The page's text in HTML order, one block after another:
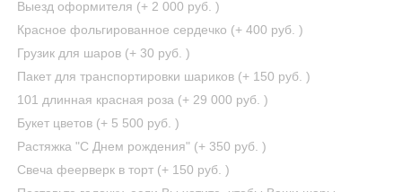
Выезд оформителя (+ 2 000 руб. )
Красное фольгированное сердечко (+ 400 руб. )
Грузик для шаров (+ 30 руб. )
Пакет для транспортировки шариков (+ 150 руб. )
101 длинная красная роза (+ 29 000 руб. )
Букет цветов (+ 5 500 руб. )
Растяжка "С Днем рождения" (+ 350 руб. )
Свеча феерверк в торт (+ 150 руб. )